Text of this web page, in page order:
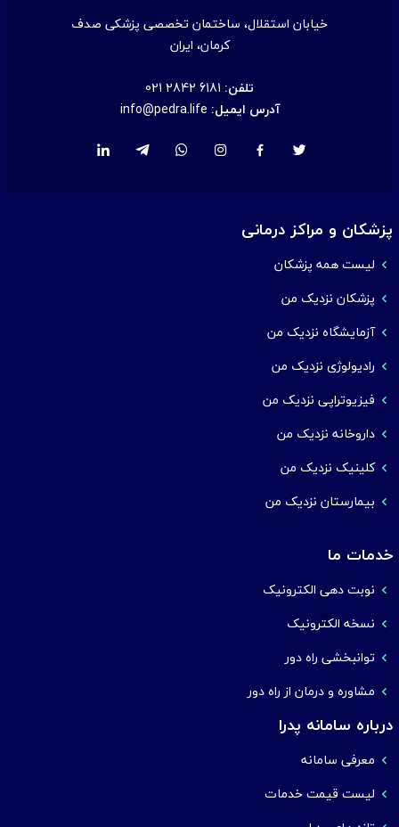
خیابان استقلال، ساختمان تخصصی پزشکی صدف
کرمان، ایران
تلفن: 021 2842 6181
آدرس ایمیل: info@pedra.life
پزشکان و مراکز درمانی
لیست همه پزشکان
پزشکان نزدیک من
آزمایشگاه نزدیک من
رادیولوژی نزدیک من
فیزیوتراپی نزدیک من
داروخانه نزدیک من
کلینیک نزدیک من
بیمارستان نزدیک من
خدمات ما
نوبت دهی الکترونیک
نسخه الکترونیک
توانبخشی راه دور
مشاوره و درمان از راه دور
درباره سامانه پدرا
معرفی سامانه
لیست قیمت خدمات